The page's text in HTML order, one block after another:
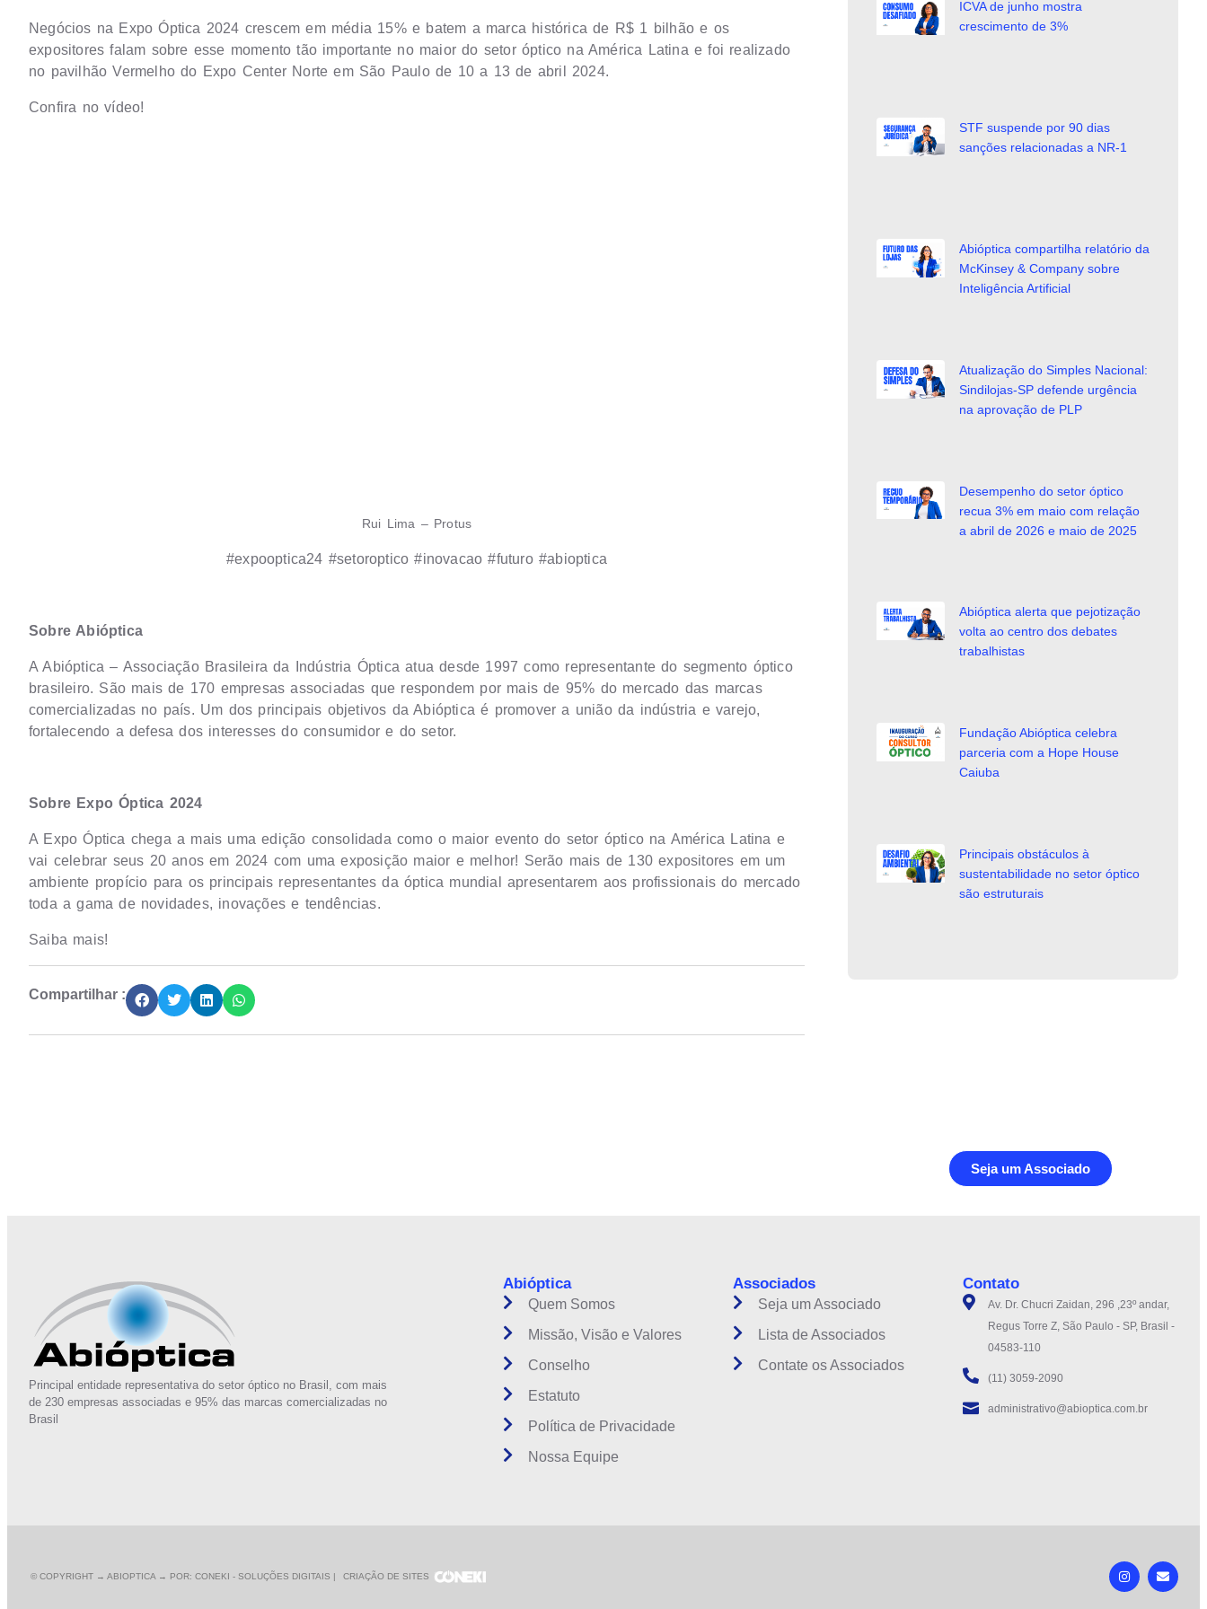
Negócios na Expo Óptica 2024 crescem em média 15% e batem a marca histórica de R$ 1 bilhão e os
expositores falam sobre esse momento tão importante no maior do setor óptico na América Latina e foi realizado
no pavilhão Vermelho do Expo Center Norte em São Paulo de 10 a 13 de abril 2024.
Confira no vídeo!
Rui Lima – Protus
#expooptica24 #setoroptico #inovacao #futuro #abioptica
Sobre Abióptica
A Abióptica – Associação Brasileira da Indústria Óptica atua desde 1997 como representante do segmento óptico
brasileiro. São mais de 170 empresas associadas que respondem por mais de 95% do mercado das marcas
comercializadas no país. Um dos principais objetivos da Abióptica é promover a união da indústria e varejo,
fortalecendo a defesa dos interesses do consumidor e do setor.
Sobre Expo Óptica 2024
A Expo Óptica chega a mais uma edição consolidada como o maior evento do setor óptico na América Latina e
vai celebrar seus 20 anos em 2024 com uma exposição maior e melhor! Serão mais de 130 expositores em um
ambiente propício para os principais representantes da óptica mundial apresentarem aos profissionais do mercado
toda a gama de novidades, inovações e tendências.
Saiba mais!
Compartilhar :
ICVA de junho mostra
crescimento de 3%
STF suspende por 90 dias
sanções relacionadas a NR-1
Abióptica compartilha relatório da
McKinsey & Company sobre
Inteligência Artificial
Atualização do Simples Nacional:
Sindilojas-SP defende urgência
na aprovação de PLP
Desempenho do setor óptico
recua 3% em maio com relação
a abril de 2026 e maio de 2025
Abióptica alerta que pejotização
volta ao centro dos debates
trabalhistas
Fundação Abióptica celebra
parceria com a Hope House
Caiuba
Principais obstáculos à
sustentabilidade no setor óptico
são estruturais
Seja um Associado
Principal entidade representativa do setor óptico no Brasil, com mais
de 230 empresas associadas e 95% das marcas comercializadas no
Brasil
Abióptica
Quem Somos
Missão, Visão e Valores
Conselho
Estatuto
Política de Privacidade
Nossa Equipe
Associados
Seja um Associado
Lista de Associados
Contate os Associados
Contato
Av. Dr. Chucri Zaidan, 296 ,23º andar,
Regus Torre Z, São Paulo - SP, Brasil -
04583-110
(11) 3059-2090
administrativo@abioptica.com.br
© COPYRIGHT → ABIOPTICA → POR: CONEKI - SOLUÇÕES DIGITAIS | CRIAÇÃO DE SITES